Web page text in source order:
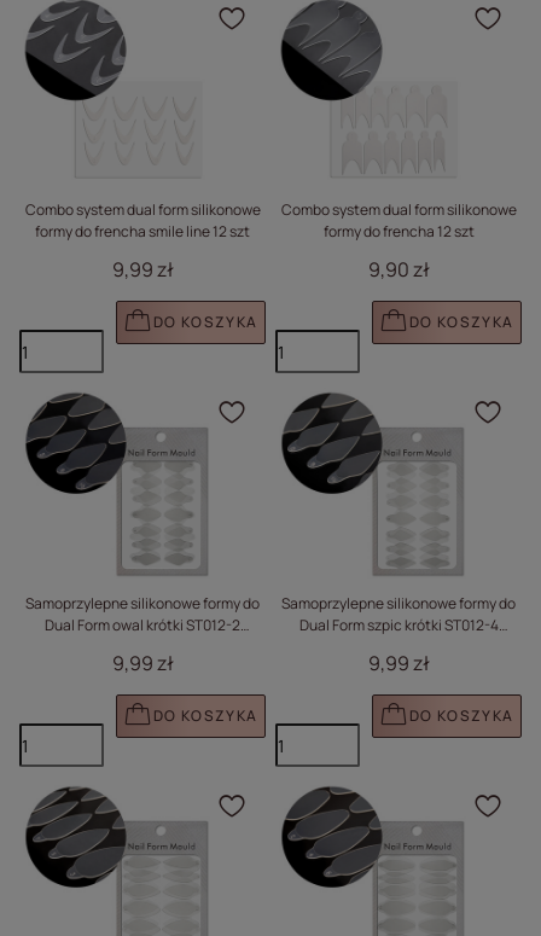
Combo system dual form silikonowe
formy do frencha smile line 12 szt
9,99 zł
DO KOSZYKA
Kliknij, aby dodać
Combo system dual form silikonowe
formy do frencha 12 szt
9,90 zł
DO KOSZYKA
Samoprzylepne silikonowe formy do
Dual Form owal krótki ST012-2
9,99 zł
DO KOSZYKA
Kliknij, aby dodać
Samoprzylepne silikonowe formy do
Dual Form szpic krótki ST012-4
9,99 zł
DO KOSZYKA
Kliknij, aby dodać